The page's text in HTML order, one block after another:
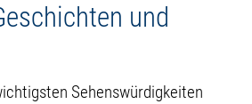
und
Sehenswürdigkeiten